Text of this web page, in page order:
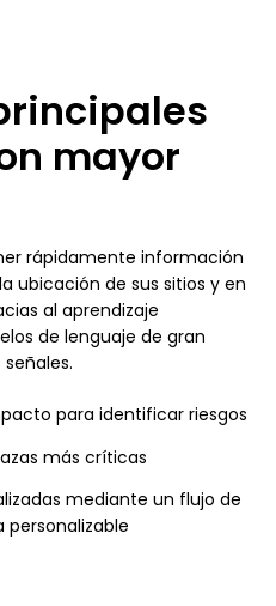
mayor
rápidamente información
ubicación de sus sitios y en
al aprendizaje
de lenguaje de gran
para identificar riesgos
más críticas
mediante un flujo de